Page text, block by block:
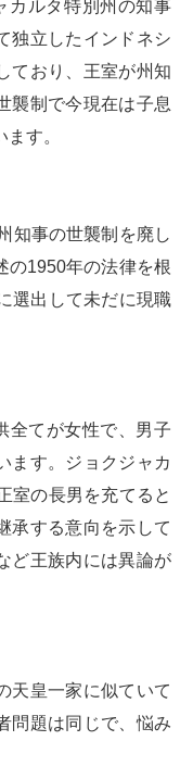
カルタ特別州の知事
独立したインドネシ
ており、王室が州知
襲制で今現在は子息
す。
知事の世襲制を廃し
の1950年の法律を根
選出して未だに現職
全てが女性で、男子
ます。ジョクジャカ
室の長男を充てると
承する意向を示して
ど王族内には異論が
天皇一家に似ていて
問題は同じで、悩み